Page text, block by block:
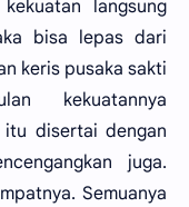
langsung
bisa lepas dari
keris pusaka sakti
kekuatannya
disertai dengan
juga.
Semuanya